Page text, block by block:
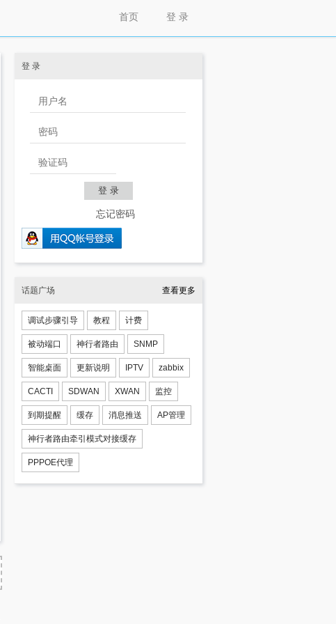
登 录
首页
登 录
忘记密码
话题广场 查看更多
调试步骤引导 教程 计费
被动端口 神行者路由 SNMP
智能桌面 更新说明 IPTV zabbix
CACTI SDWAN XWAN 监控
到期提醒 缓存 消息推送 AP管理
神行者路由牵引模式对接缓存
PPPOE代理